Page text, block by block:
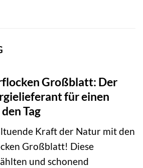
Großblatt: Der
für einen
Tag
Kraft der Natur mit den
Großblatt! Diese
und schonend